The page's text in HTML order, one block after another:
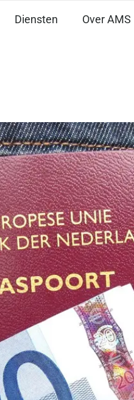
Diensten Over AMS